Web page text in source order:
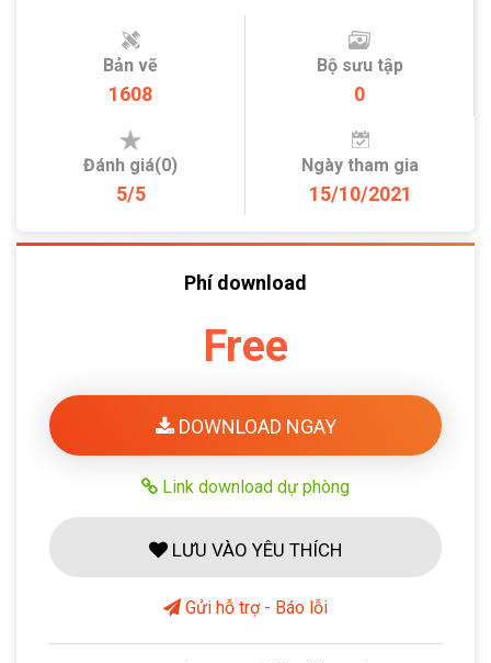
Bản vẽ
1608
Bộ sưu tập
0
Đánh giá(0)
5/5
Ngày tham gia
15/10/2021
Phí download
Free
DOWNLOAD NGAY
Link download dự phòng
LƯU VÀO YÊU THÍCH
Gửi hỗ trợ - Báo lỗi